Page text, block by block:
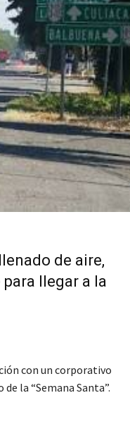
de aire,
llegar a la
con un corporativo
la “Semana Santa”.